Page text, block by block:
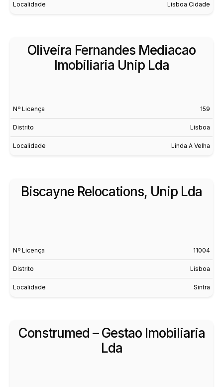
Localidade Lisboa Cidade
Oliveira Fernandes Mediacao
Imobiliaria Unip Lda
Nº Licença 159
Distrito Lisboa
Localidade Linda A Velha
Biscayne Relocations, Unip Lda
Nº Licença 11004
Distrito Lisboa
Localidade Sintra
Construmed – Gestao Imobiliaria
Lda